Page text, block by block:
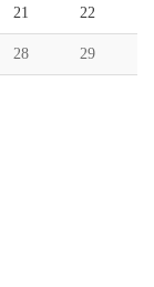
21 22
28 29